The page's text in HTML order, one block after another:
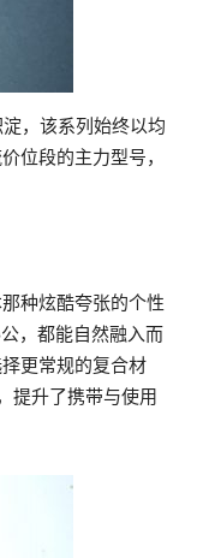
，该系列始终以均
位段的主力型号，
种炫酷夸张的个性
，都能自然融入而
更常规的复合材
提升了携带与使用